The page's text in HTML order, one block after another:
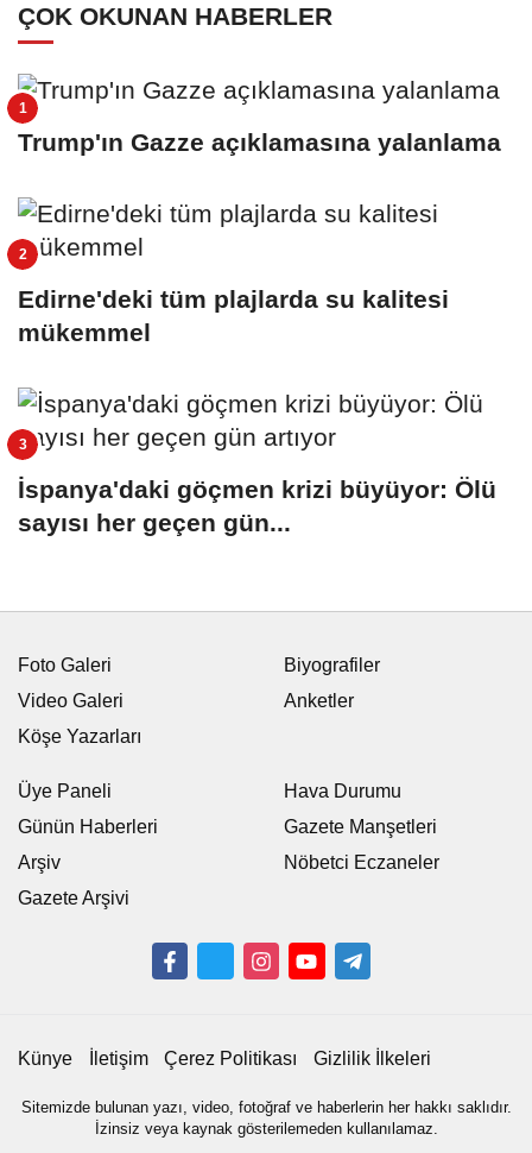
ÇOK OKUNAN HABERLER
Trump'ın Gazze açıklamasına yalanlama
Edirne'deki tüm plajlarda su kalitesi
mükemmel
İspanya'daki göçmen krizi büyüyor: Ölü
sayısı her geçen gün...
Foto Galeri
Video Galeri
Köşe Yazarları
Biyografiler
Anketler
Üye Paneli
Günün Haberleri
Arşiv
Gazete Arşivi
Hava Durumu
Gazete Manşetleri
Nöbetci Eczaneler
Künye İletişim Çerez Politikası Gizlilik İlkeleri
Sitemizde bulunan yazı, video, fotoğraf ve haberlerin her hakkı saklıdır.
İzinsiz veya kaynak gösterilemeden kullanılamaz.